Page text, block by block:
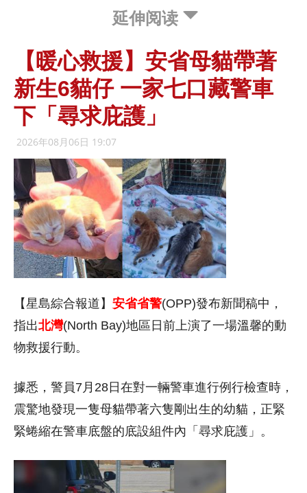
延伸阅读
【暖心救援】安省母貓帶著
新生6貓仔 一家七口藏警車
下「尋求庇護」
2026年08月06日 19:07
【星島綜合報道】 安省省警(OPP)發布新聞稿中，
指出北灣(North Bay)地區日前上演了一場溫馨的動
物救援行動。
據悉，警員7月28日在對一輛警車進行例行檢查時，
震驚地發現一隻母貓帶著六隻剛出生的幼貓，正緊
緊蜷縮在警車底盤的底設組件內「尋求庇護」。